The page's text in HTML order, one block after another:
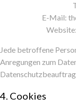
E-Mail:
Jede betroffene
Anregungen zum
4. Cookies